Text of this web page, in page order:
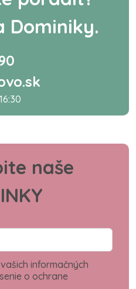
Dominiky.
naše
informačných
o ochrane